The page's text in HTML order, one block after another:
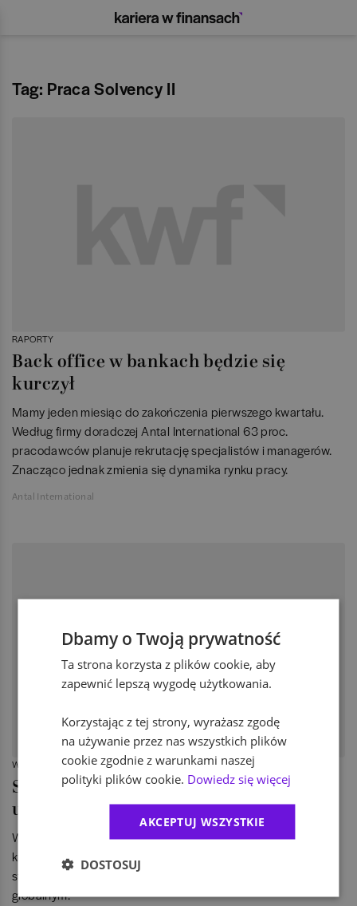
Tag: Praca Solvency II
RAPORTY
Back office w bankach będzie się
kurczył
Mamy jeden miesiąc do zakończenia pierwszego kwartału.
Według firmy doradczej Antal International 63 proc.
pracodawców planuje rekrutację specjalistów i managerów.
Znacząco jednak zmienia się dynamika rynku pracy.
Antal International
WIADOMOŚCI
Solvency II zagrożeniem dla
ubezpieczeń?
Według 600 przedstawicieli branży ubezpieczeniowej z 54
krajów świata największe ryzyko dla funkcjonowania sektora
stanowią nowe przepisy - zarówno w ujęciu lokalnym, jak i
globalnym.
Dbamy o Twoją prywatność
Ta strona korzysta z plików cookie, aby
zapewnić lepszą wygodę użytkowania.
Korzystając z tej strony, wyrażasz zgodę
na używanie przez nas wszystkich plików
cookie zgodnie z warunkami naszej
polityki plików cookie. Dowiedz się więcej
AKCEPTUJ WSZYSTKIE
DOSTOSUJ